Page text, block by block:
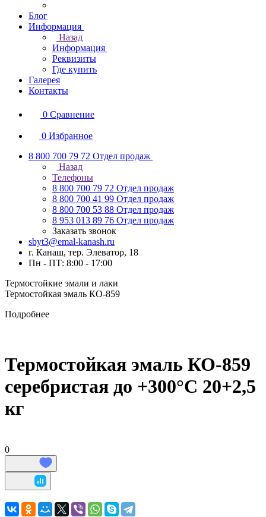
Блог
Информация
Назад
Информация
Реквизиты
Где купить
Галерея
Контакты
0 Сравнение
0 Избранное
8 800 700 79 72 Отдел продаж
Назад
Телефоны
8 800 700 79 72 Отдел продаж
8 800 700 41 99 Отдел продаж
8 800 700 53 88 Отдел продаж
8 953 013 89 76 Отдел продаж
Заказать звонок
sbyt3@emal-kanash.ru
г. Канаш, тер. Элеватор, 18
Пн - ПТ: 8:00 - 17:00
Термостойкие эмали и лаки
Термостойкая эмаль КО-859
Подробнее
Термостойкая эмаль КО-859
серебристая до +300°C 20+2,5
кг
0